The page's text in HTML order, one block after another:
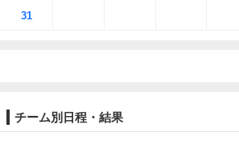
31
チーム別日程・結果